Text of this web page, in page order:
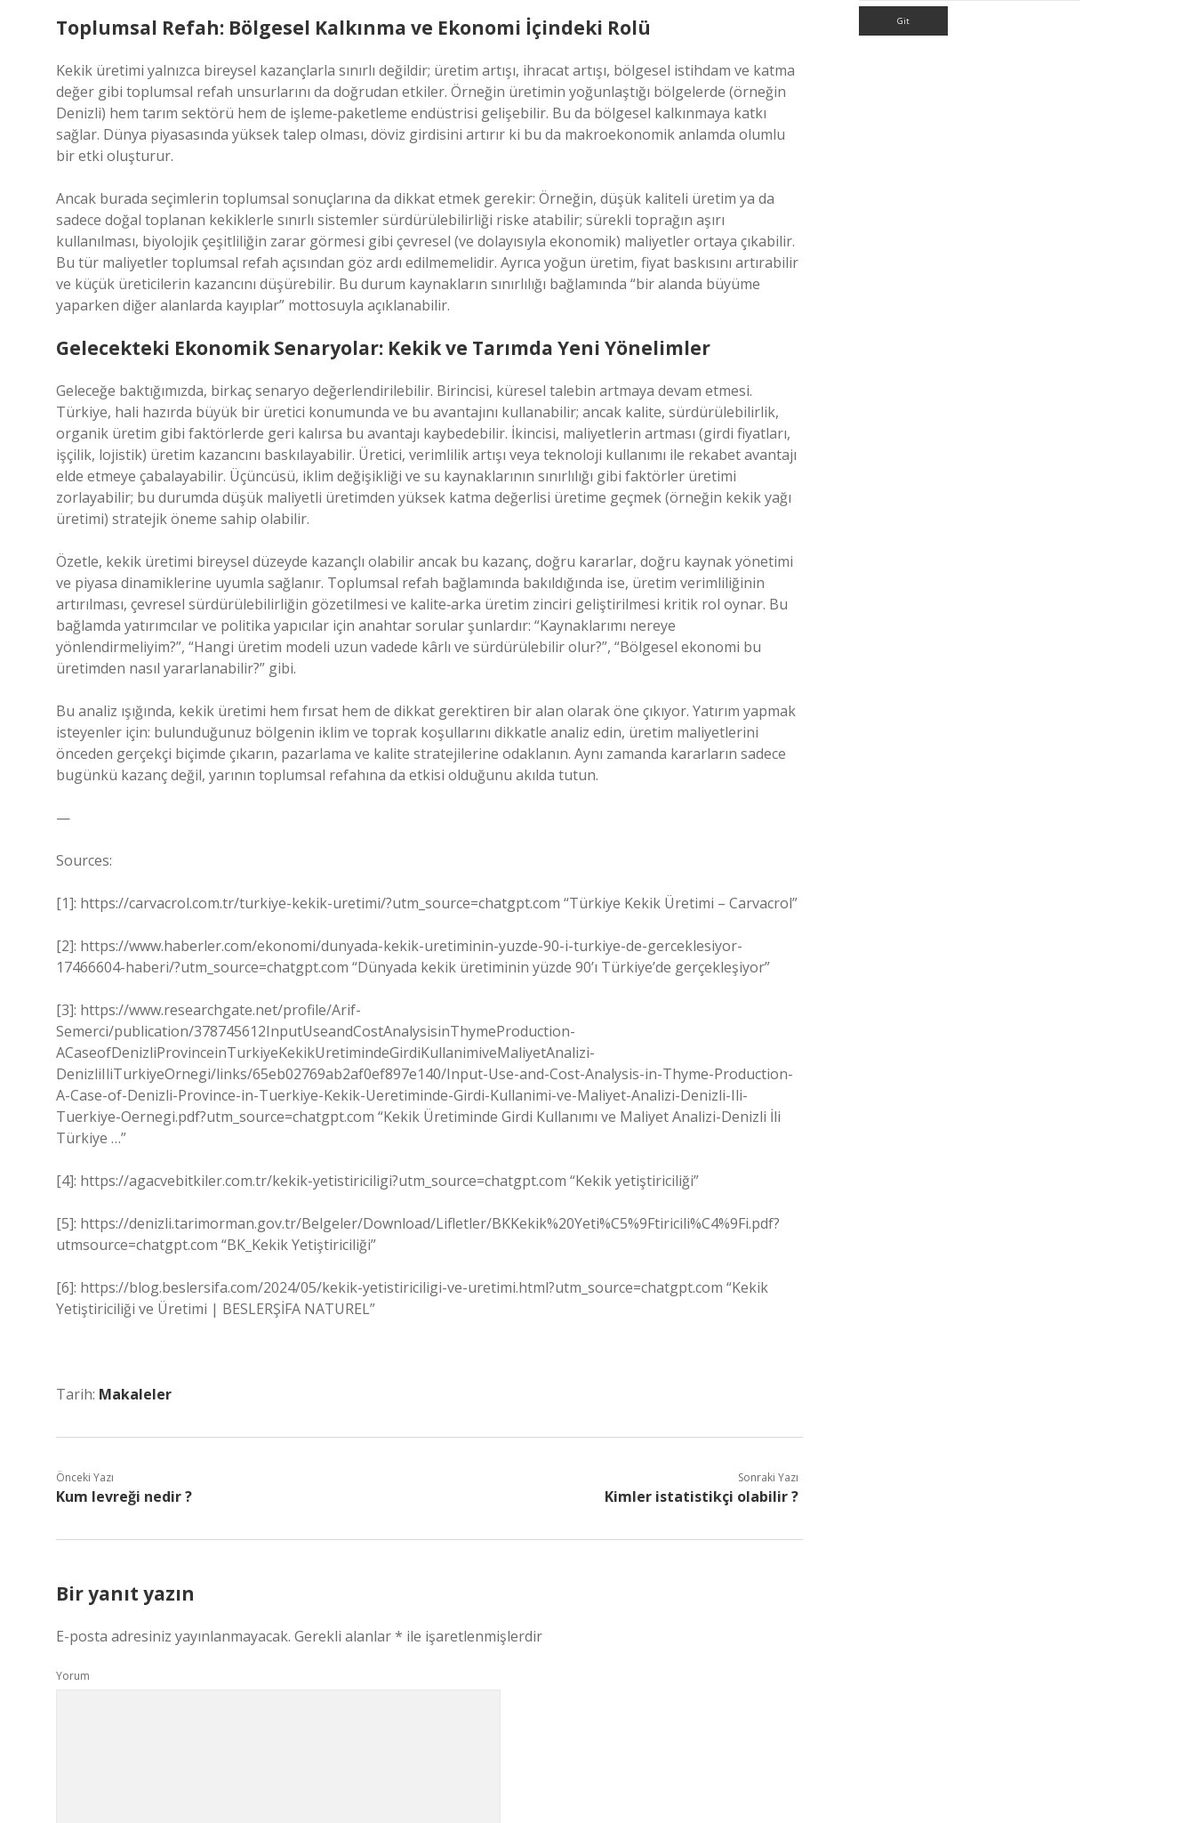
Toplumsal Refah: Bölgesel Kalkınma ve Ekonomi İçindeki Rolü
Kekik üretimi yalnızca bireysel kazançlarla sınırlı değildir; üretim artışı, ihracat artışı, bölgesel istihdam ve katma
değer gibi toplumsal refah unsurlarını da doğrudan etkiler. Örneğin üretimin yoğunlaştığı bölgelerde (örneğin
Denizli) hem tarım sektörü hem de işleme‑paketleme endüstrisi gelişebilir. Bu da bölgesel kalkınmaya katkı
sağlar. Dünya piyasasında yüksek talep olması, döviz girdisini artırır ki bu da makroekonomik anlamda olumlu
bir etki oluşturur.
Ancak burada seçimlerin toplumsal sonuçlarına da dikkat etmek gerekir: Örneğin, düşük kaliteli üretim ya da
sadece doğal toplanan kekiklerle sınırlı sistemler sürdürülebilirliği riske atabilir; sürekli toprağın aşırı
kullanılması, biyolojik çeşitliliğin zarar görmesi gibi çevresel (ve dolayısıyla ekonomik) maliyetler ortaya çıkabilir.
Bu tür maliyetler toplumsal refah açısından göz ardı edilmemelidir. Ayrıca yoğun üretim, fiyat baskısını artırabilir
ve küçük üreticilerin kazancını düşürebilir. Bu durum kaynakların sınırlılığı bağlamında “bir alanda büyüme
yaparken diğer alanlarda kayıplar” mottosuyla açıklanabilir.
Gelecekteki Ekonomik Senaryolar: Kekik ve Tarımda Yeni Yönelimler
Geleceğe baktığımızda, birkaç senaryo değerlendirilebilir. Birincisi, küresel talebin artmaya devam etmesi.
Türkiye, hali hazırda büyük bir üretici konumunda ve bu avantajını kullanabilir; ancak kalite, sürdürülebilirlik,
organik üretim gibi faktörlerde geri kalırsa bu avantajı kaybedebilir. İkincisi, maliyetlerin artması (girdi fiyatları,
işçilik, lojistik) üretim kazancını baskılayabilir. Üretici, verimlilik artışı veya teknoloji kullanımı ile rekabet avantajı
elde etmeye çabalayabilir. Üçüncüsü, iklim değişikliği ve su kaynaklarının sınırlılığı gibi faktörler üretimi
zorlayabilir; bu durumda düşük maliyetli üretimden yüksek katma değerlisi üretime geçmek (örneğin kekik yağı
üretimi) stratejik öneme sahip olabilir.
Özetle, kekik üretimi bireysel düzeyde kazançlı olabilir ancak bu kazanç, doğru kararlar, doğru kaynak yönetimi
ve piyasa dinamiklerine uyumla sağlanır. Toplumsal refah bağlamında bakıldığında ise, üretim verimliliğinin
artırılması, çevresel sürdürülebilirliğin gözetilmesi ve kalite‑arka üretim zinciri geliştirilmesi kritik rol oynar. Bu
bağlamda yatırımcılar ve politika yapıcılar için anahtar sorular şunlardır: “Kaynaklarımı nereye
yönlendirmeliyim?”, “Hangi üretim modeli uzun vadede kârlı ve sürdürülebilir olur?”, “Bölgesel ekonomi bu
üretimden nasıl yararlanabilir?” gibi.
Bu analiz ışığında, kekik üretimi hem fırsat hem de dikkat gerektiren bir alan olarak öne çıkıyor. Yatırım yapmak
isteyenler için: bulunduğunuz bölgenin iklim ve toprak koşullarını dikkatle analiz edin, üretim maliyetlerini
önceden gerçekçi biçimde çıkarın, pazarlama ve kalite stratejilerine odaklanın. Aynı zamanda kararların sadece
bugünkü kazanç değil, yarının toplumsal refahına da etkisi olduğunu akılda tutun.
—
Sources:
[1]: https://carvacrol.com.tr/turkiye-kekik-uretimi/?utm_source=chatgpt.com “Türkiye Kekik Üretimi – Carvacrol”
[2]: https://www.haberler.com/ekonomi/dunyada-kekik-uretiminin-yuzde-90-i-turkiye-de-gerceklesiyor-
17466604-haberi/?utm_source=chatgpt.com “Dünyada kekik üretiminin yüzde 90’ı Türkiye’de gerçekleşiyor”
[3]: https://www.researchgate.net/profile/Arif-
Semerci/publication/378745612InputUseandCostAnalysisinThymeProduction-
ACaseofDenizliProvinceinTurkiyeKekikUretimindeGirdiKullanimiveMaliyetAnalizi-
DenizliIliTurkiyeOrnegi/links/65eb02769ab2af0ef897e140/Input-Use-and-Cost-Analysis-in-Thyme-Production-
A-Case-of-Denizli-Province-in-Tuerkiye-Kekik-Ueretiminde-Girdi-Kullanimi-ve-Maliyet-Analizi-Denizli-Ili-
Tuerkiye-Oernegi.pdf?utm_source=chatgpt.com “Kekik Üretiminde Girdi Kullanımı ve Maliyet Analizi-Denizli İli
Türkiye …”
[4]: https://agacvebitkiler.com.tr/kekik-yetistiriciligi?utm_source=chatgpt.com “Kekik yetiştiriciliği”
[5]: https://denizli.tarimorman.gov.tr/Belgeler/Download/Lifletler/BKKekik%20Yeti%C5%9Ftiricili%C4%9Fi.pdf?
utmsource=chatgpt.com “BK_Kekik Yetiştiriciliği”
[6]: https://blog.beslersifa.com/2024/05/kekik-yetistiriciligi-ve-uretimi.html?utm_source=chatgpt.com “Kekik
Yetiştiriciliği ve Üretimi | BESLERŞİFA NATUREL”
Tarih: Makaleler
Önceki Yazı
Kum levreği nedir ?
Sonraki Yazı
Kimler istatistikçi olabilir ?
Bir yanıt yazın
E-posta adresiniz yayınlanmayacak. Gerekli alanlar* ile işaretlenmişlerdir
Yorum